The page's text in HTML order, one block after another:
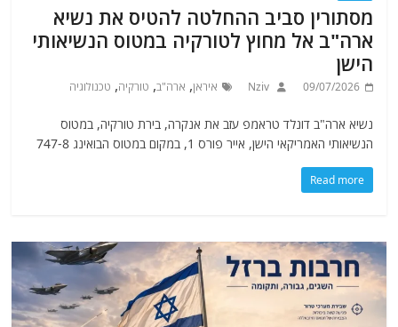
מסתורין סביב ההחלטה להטיס את נשיא
ארה"ב אל מחוץ לטורקיה במטוס הנשיאותי
הישן
09/07/2026
Nziv איראן, ארה"ב, טורקיה, טכנולוגיה
נשיא ארה"ב דונלד טראמפ עזב את אנקרה, בירת טורקיה, במטוס
הנשיאותי האמריקאי הישן, אייר פורס 1, במקום במטוס הבואינג 747-8
Read more